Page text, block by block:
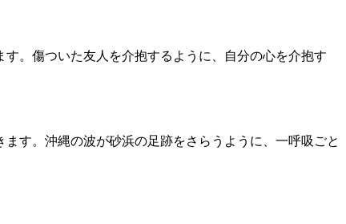
。傷ついた友人を介抱するように、自分の心を介抱す
す。沖縄の波が砂浜の足跡をさらうように、一呼吸ごと